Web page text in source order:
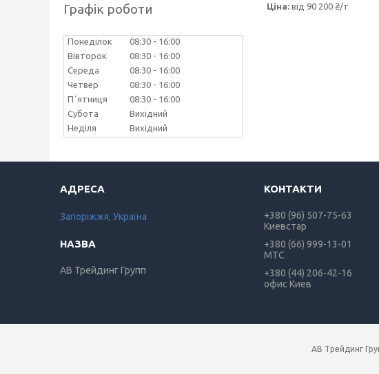
Ціна: від 90 200 ₴/т
Графік роботи
Понеділок 08:30
16:00
Вівторок
08:30
16:00
Середа
08:30
16:00
Четвер
08:30
16:00
Пʼятниця
08:30
16:00
Субота
Вихідний
Неділя
Вихідний
Запоріжжя, Україна
АВ Трейдинг Групп
+380 (96) 507-75-63
Киевстар
+380 (66) 999-13-01
МТС
+380 (44) 206-42-16
офис Киев